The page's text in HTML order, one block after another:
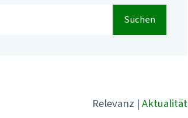
Suchen
Relevanz | Aktualität